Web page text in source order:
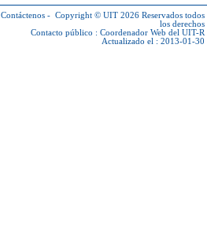
Contáctenos - Copyright © UIT 2026 Reservados todos
los derechos
Contacto público : Coordenador Web del UIT-R
Actualizado el : 2013-01-30